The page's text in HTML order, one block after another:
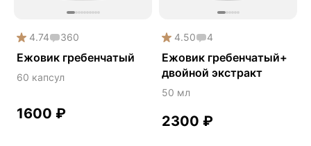
Гормональный баланс
Деменция
Детокс
Ежовик гребенчатый
Женское здоровье
4.74 360
Ежовик гребенчатый
60 капсул
1600 ₽
4.50 4
Ежовик гребенчатый+
двойной экстракт
50 мл
2300 ₽